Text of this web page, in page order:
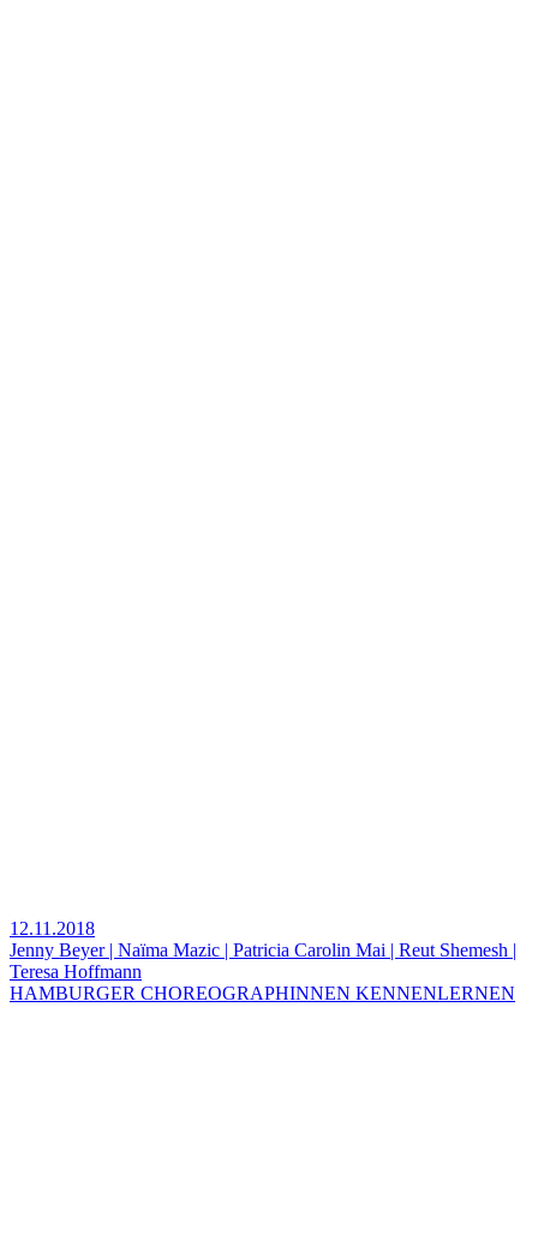
12.11.2018
Jenny Beyer | Naïma Mazic | Patricia Carolin Mai | Reut Shemesh |
Teresa Hoffmann
HAMBURGER CHOREOGRAPHINNEN KENNENLERNEN